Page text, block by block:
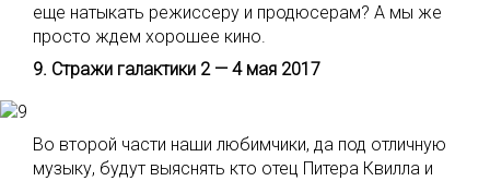
еще натыкать режиссеру и продюсерам? А мы же
просто ждем хорошее кино.
9. Стражи галактики 2 — 4 мая 2017
Во второй части наши любимчики, да под отличную
музыку, будут выяснять кто отец Питера Квилла и